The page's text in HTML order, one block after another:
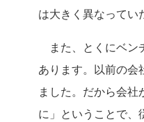
は大きく異なってい
また、とくにベン
あります。以前の会
ました。だから会
に」ということで、